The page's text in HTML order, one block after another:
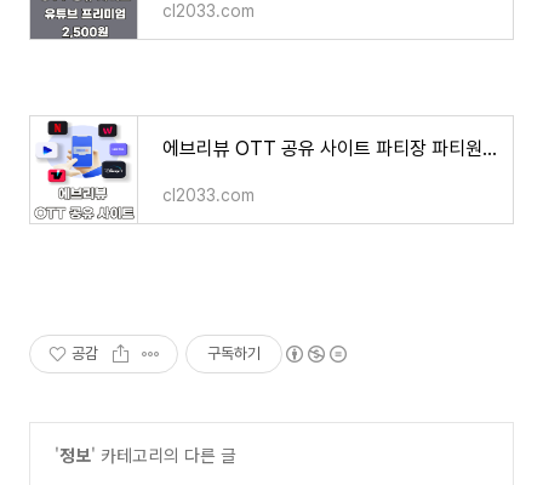
cl2033.com
에브리뷰 OTT 공유 사이트 파티장 파티원 사용법
cl2033.com
공감 구독하기
'정보' 카테고리의 다른 글